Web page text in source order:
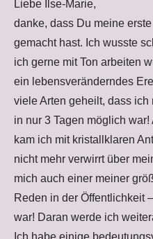
Liebe Ilse-Marie,
danke, dass Du meine
gemacht hast. Ich wusste
ich gerne mit Ton arbeiten
ein lebensveränderndes
viele Arten geheilt, dass
in nur 3 Tagen möglich
kam ich mit kristallklaren
nicht mehr verwirrt über
mich auch einer meiner
Reden in der Öffentlichkeit
war! Daran werde ich
Ich habe einige